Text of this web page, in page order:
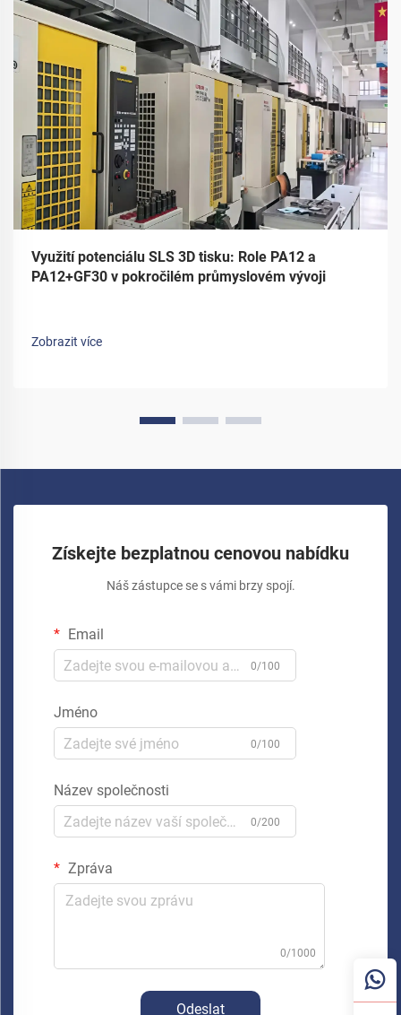
Využití potenciálu SLS 3D tisku: Role PA12 a
PA12+GF30 v pokročilém průmyslovém vývoji
Zobrazit více
Získejte bezplatnou cenovou nabídku
Náš zástupce se s vámi brzy spojí.
Email
0/100
Jméno
0/100
Název společnosti
0/200
Zpráva
0/1000
Odeslat